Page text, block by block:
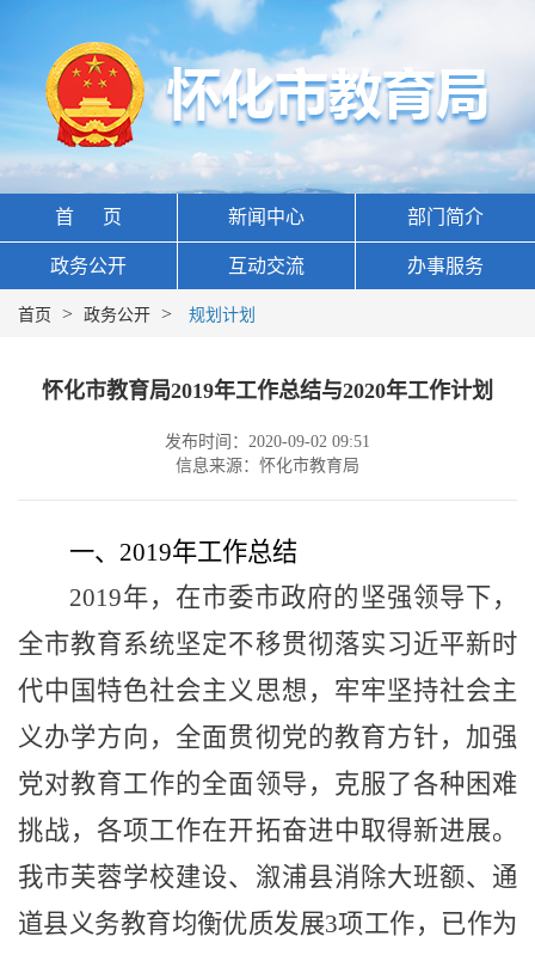
首 页 新闻中心 部门简介
政务公开 互动交流 办事服务
首页 > 政务公开 > 规划计划
怀化市教育局2019年工作总结与2020年工作计划
发布时间：2020-09-02 09:51
信息来源：怀化市教育局
一、 2019年工作总结
2019年，在市委市政府的坚强领导下，
全市教育系统坚定不移贯彻落实习近平新时
代中国特色社会主义思想，牢牢坚持社会主
义办学方向，全面贯彻党的教育方针，加强
党对教育工作的全面领导，克服了各种困难
挑战，各项工作在开拓奋进中取得新进展。
我市芙蓉学校建设、溆浦县消除大班额、通
道县义务教育均衡优质发展3项工作，已作为